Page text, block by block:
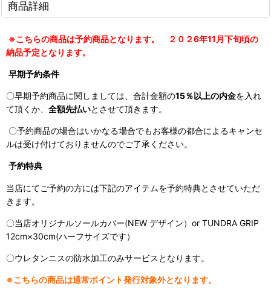
商品詳細
※こちらの商品は予約商品となります。 ２０２6年11月下旬頃の
納品予定となります。
早期予約条件
〇早期予約商品に関しましては、合計金額の15％以上の内金を入れ
て頂くか、 全額先払いとさせて頂きます。
〇予約商品の場合はいかなる場合でもお客様の都合によるキャンセ
ルは受け付けておりませんのでご了承ください。
予約特典
当店にてご予約の方には下記のアイテムを予約特典とさせていただ
きます。
〇当店オリジナルソールカバー(NEW デザイン）or TUNDRA GRIP
12cm×30cm(ハーフサイズです）
〇ウレタンニスの防水加工のみサービスとなります。
※こちらの商品は通常ポイント発行対象外となります。